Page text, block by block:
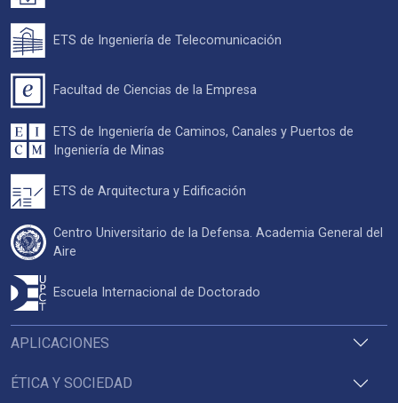
APLICACIONES
ÉTICA Y SOCIEDAD
ETS de Ingeniería de Telecomunicación
Facultad de Ciencias de la Empresa
ETS de Ingeniería de Caminos, Canales y Puertos de
Ingeniería de Minas
ETS de Arquitectura y Edificación
Centro Universitario de la Defensa. Academia General del
Aire
Escuela Internacional de Doctorado